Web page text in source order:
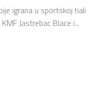
igrana u sportskoj hali
Jastrebac Blace i...